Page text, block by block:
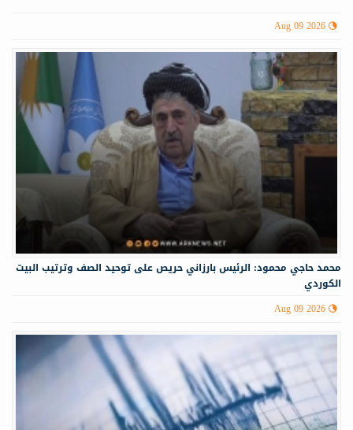
Aug 09 2026
محمد حاجي محمود: الرئيس بارزاني حريص على توحيد الصف وترتيب البيت
الكوردي
Aug 09 2026